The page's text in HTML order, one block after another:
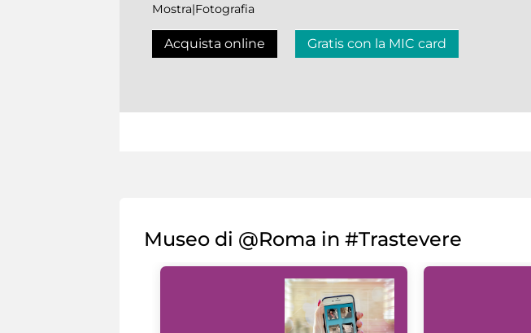
Mostra|Fotografia
Acquista online Gratis con la MIC card
Museo di @Roma in #Trastevere